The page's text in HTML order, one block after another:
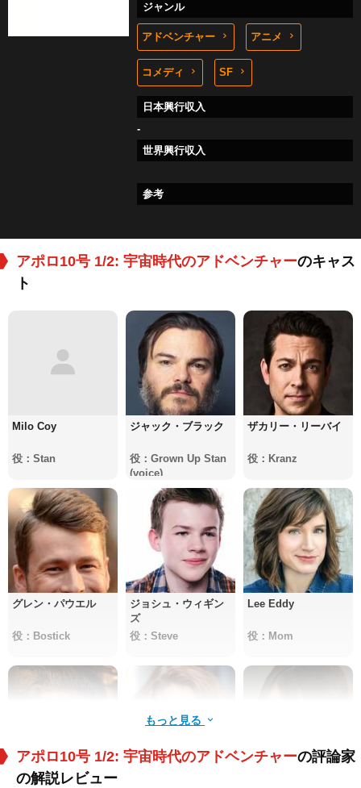
ジャンル
アドベンチャー アニメ
コメディ SF
日本興行収入
-
世界興行収入
参考
アポロ10号 1/2: 宇宙時代のアドベンチャーのキャス
ト
Milo Coy
役：Stan
ジャック・ブラック
役：Grown Up Stan
(voice)
ザカリー・リーバイ
役：Kranz
グレン・パウエル
役：Bostick
ジョシュ・ウィギン
ズ
役：Steve
Lee Eddy
役：Mom
Bill Wise
もっと見る
アポロ10号 1/2: 宇宙時代のアドベンチャーの評論家
の解説レビュー